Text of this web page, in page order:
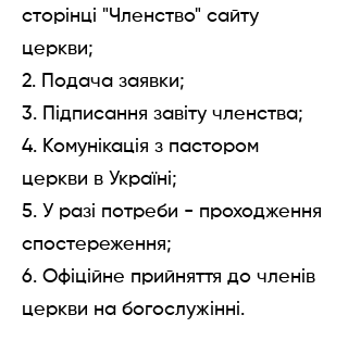
сторінці "Членство" сайту
церкви;
2. Подача заявки;
3. Підписання завіту членства;
4. Комунікація з пастором
церкви в Україні;
5. У разі потреби - проходження
спостереження;
6. Офіційне прийняття до членів
церкви на богослужінні.